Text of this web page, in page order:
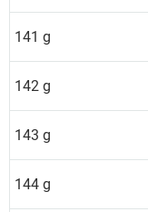
141 g
142 g
143 g
144 g